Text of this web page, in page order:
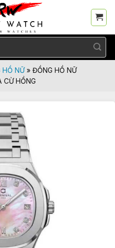
HỒ NỮ» ĐỒNG HỒ NỮ
CỪ HỒNG